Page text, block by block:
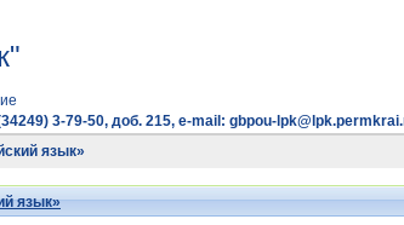
3-79-50, доб. 215, e-mail: gbpou-
язык»
язык»